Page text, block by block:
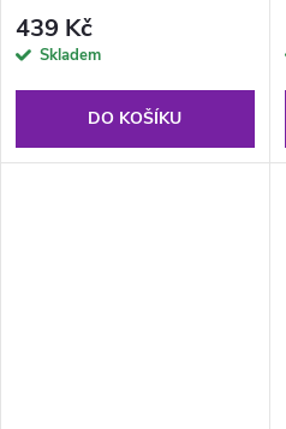
439 Kč
Skladem
DO KOŠÍKU